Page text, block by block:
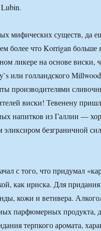
мифических существ, да
более что Korrigan больше
ликере на основе виски,
или голландского
производителями
виски! Тевенену
напитков из Галлии —
безграничной
с того, что придумал
как ириска. Для
кожи и ветивера.
парфюмерных продукта,
терпкого аромата,